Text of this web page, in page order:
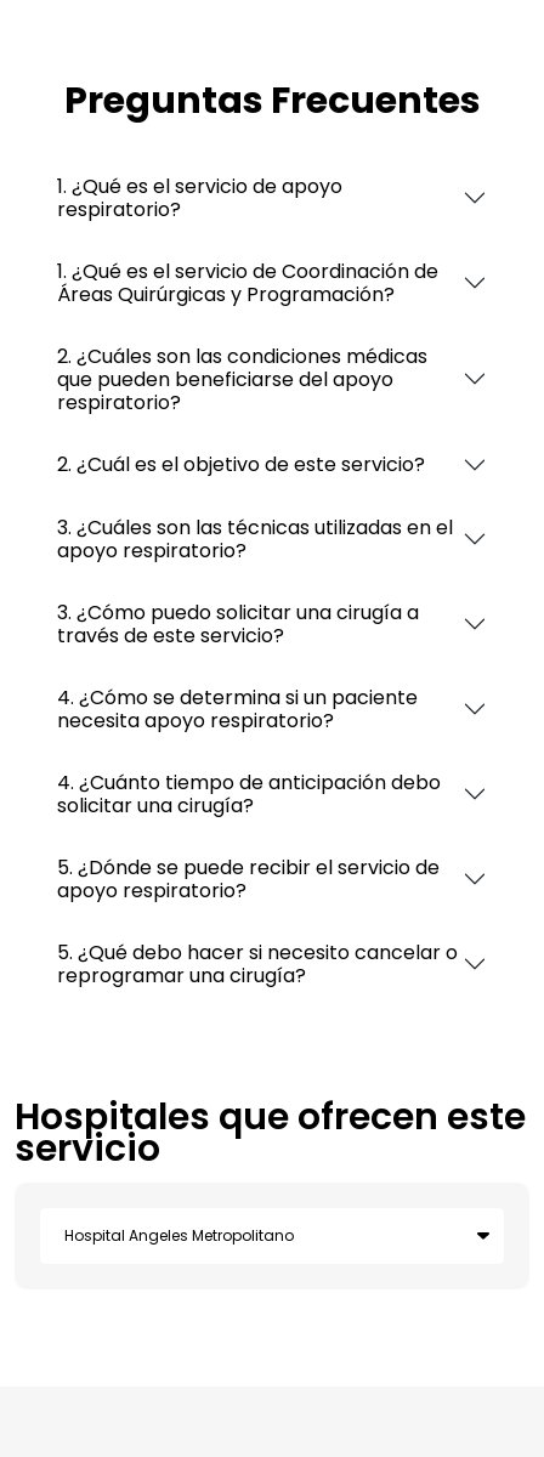
Preguntas Frecuentes
1. ¿Qué es el servicio de apoyo
respiratorio?
1. ¿Qué es el servicio de Coordinación de
Áreas Quirúrgicas y Programación?
2. ¿Cuáles son las condiciones médicas
que pueden beneficiarse del apoyo
respiratorio?
2. ¿Cuál es el objetivo de este servicio?
3. ¿Cuáles son las técnicas utilizadas en el
apoyo respiratorio?
3. ¿Cómo puedo solicitar una cirugía a
través de este servicio?
4. ¿Cómo se determina si un paciente
necesita apoyo respiratorio?
4. ¿Cuánto tiempo de anticipación debo
solicitar una cirugía?
5. ¿Dónde se puede recibir el servicio de
apoyo respiratorio?
5. ¿Qué debo hacer si necesito cancelar o
reprogramar una cirugía?
Hospitales que ofrecen este
servicio